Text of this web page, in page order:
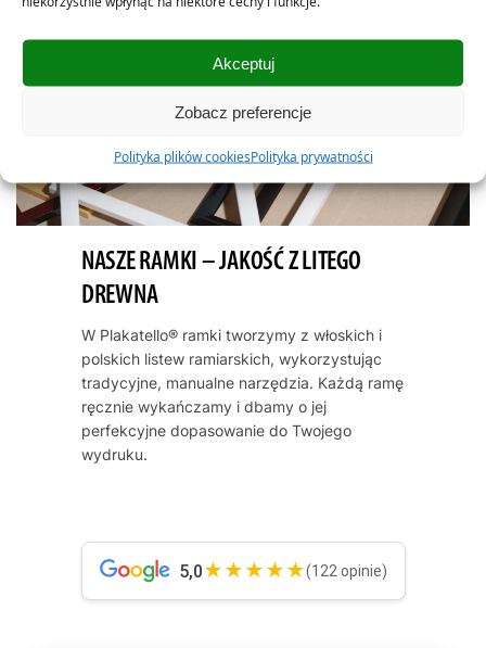
Akceptuj
Zobacz preferencje
Polityka plików cookiesPolityka prywatności
NASZE RAMKI – JAKOŚĆ Z LITEGO
DREWNA
W Plakatello® ramki tworzymy z włoskich i
polskich listew ramiarskich, wykorzystując
tradycyjne, manualne narzędzia. Każdą ramę
ręcznie wykańczamy i dbamy o jej
perfekcyjne dopasowanie do Twojego
wydruku.
5,0★★★★★(122 opinie)